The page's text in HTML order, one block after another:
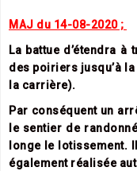
MAJ du 14-08-2020 ;
La battue d’étendra
des poiriers jusqu’à
la carrière).
Par conséquent un
le sentier de
longe le lotissement.
également réalisée